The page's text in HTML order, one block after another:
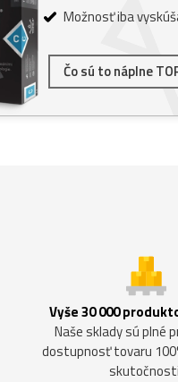
Možnosť iba
Čo sú to náplne
Vyše 30 000
Naše sklady sú plné
dostupnosť tovaru